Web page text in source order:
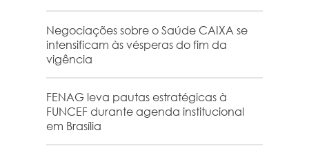
Negociações sobre o Saúde CAIXA se
intensificam às vésperas do fim da
vigência
FENAG leva pautas estratégicas à
FUNCEF durante agenda institucional
em Brasília